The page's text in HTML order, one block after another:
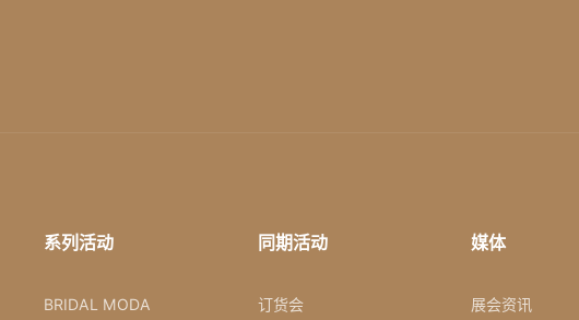
系列活动
BRIDAL MODA
同期活动
订货会
媒体
展会资讯